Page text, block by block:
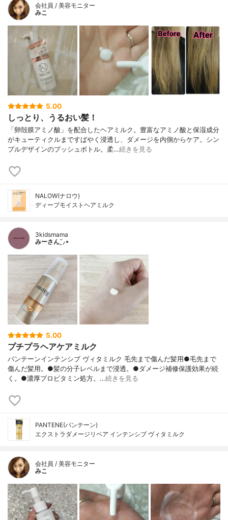
会社員 / 美容モニター
みこ
5.00
しっとり、うるおい髪！
「卵殻膜アミノ酸」を配合したヘアミルク。豊富なアミノ酸と保湿成分
がキューティクルまですばやく浸透し、ダメージを内側からケア。シン
プルデザインのプッシュボトル。柔…続きを見る
NALOW(ナロウ)
ディープモイストヘアミルク
3kidsmama
みーさん¨̮⸝⋆
5.00
プチプラヘアケアミルク
パンテーンインテンシブ ヴィタミルク 毛先まで傷んだ髪用●毛先まで
傷んだ髪用。●髪の分子レベルまで浸透。●ダメージ補修保護効果が続
く。●濃厚プロビタミン処方。‪…続きを見る
PANTENE(パンテーン)
エクストラダメージリペア インテンシブ ヴィタミルク
会社員 / 美容モニター
みこ